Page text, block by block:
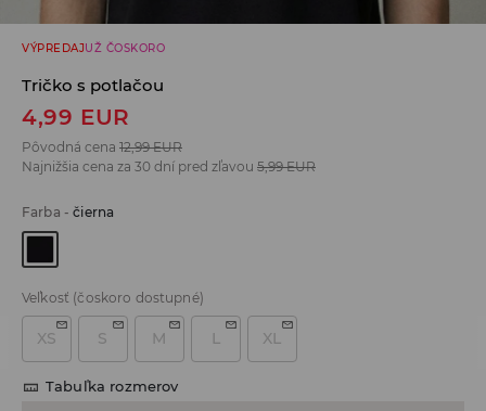
VÝPREDAJUŽ ČOSKORO
Tričko s potlačou
4,99 EUR
Pôvodná cena 12,99 EUR
Najnižšia cena za 30 dní pred zľavou 5,99 EUR
Farba -čierna
Veľkosť (čoskoro dostupné)
XS S M L XL
Tabuľka rozmerov